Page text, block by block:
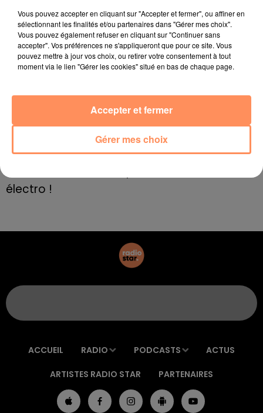
Toulon : des quais électrifiés pour 2023 !
10 mai 2022
Cassis organise sa traditionnelle "Fête du vin"
10 mai 2022
Marseille : appel à témoins pour retrouver
Le rappeur marseillais Soprano invité de
électro !
ACCUEIL RADIO PODCASTS ACTUS
ARTISTES RADIO STAR PARTENAIRES
Vous pouvez accepter en cliquant sur "Accepter et fermer", ou affiner en
sélectionnant les finalités et/ou partenaires dans "Gérer mes choix".
Vous pouvez également refuser en cliquant sur "Continuer sans
accepter". Vos préférences ne s'appliqueront que pour ce site. Vous
pouvez mettre à jour vos choix, ou retirer votre consentement à tout
moment via le lien "Gérer les cookies" situé en bas de chaque page.
Gérer mes choix
Accepter et fermer